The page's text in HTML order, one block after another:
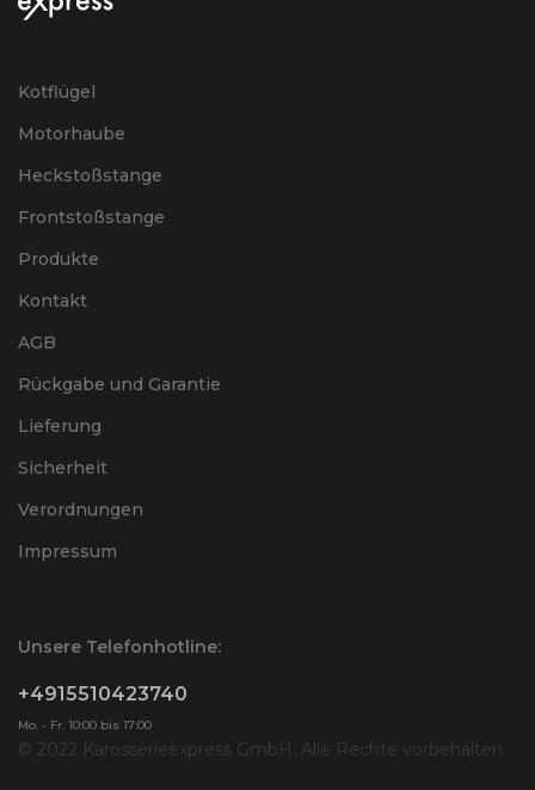
Kotflügel
Motorhaube
Heckstoßstange
Frontstoßstange
Produkte
Kontakt
AGB
Rückgabe und Garantie
Lieferung
Sicherheit
Verordnungen
Impressum
Unsere Telefonhotline:
+4915510423740
Mo. - Fr. 10:00 bis 17:00
© 2022 Karosserieexpress GmbH. Alle Rechte vorbehalten.